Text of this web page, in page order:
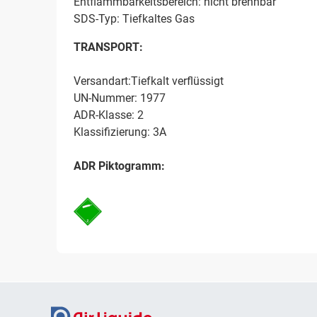
SDS-Typ: Tiefkaltes Gas
TRANSPORT:
Versandart:Tiefkalt verflüssigt
UN-Nummer: 1977
ADR-Klasse: 2
Klassifizierung: 3A
ADR Piktogramm: